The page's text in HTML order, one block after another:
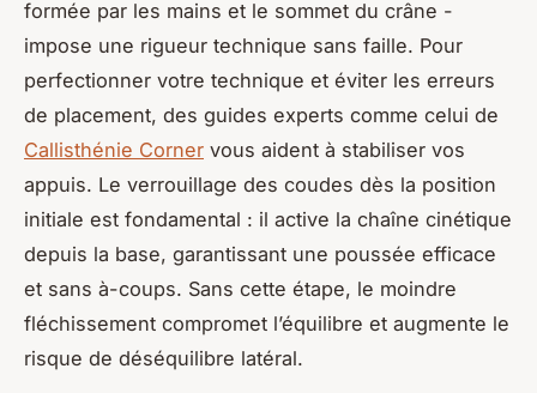
formée par les mains et le sommet du crâne -
impose une rigueur technique sans faille. Pour
perfectionner votre technique et éviter les erreurs
de placement, des guides experts comme celui de
Callisthénie Corner vous aident à stabiliser vos
appuis. Le verrouillage des coudes dès la position
initiale est fondamental : il active la chaîne cinétique
depuis la base, garantissant une poussée efficace
et sans à-coups. Sans cette étape, le moindre
fléchissement compromet l’équilibre et augmente le
risque de déséquilibre latéral.